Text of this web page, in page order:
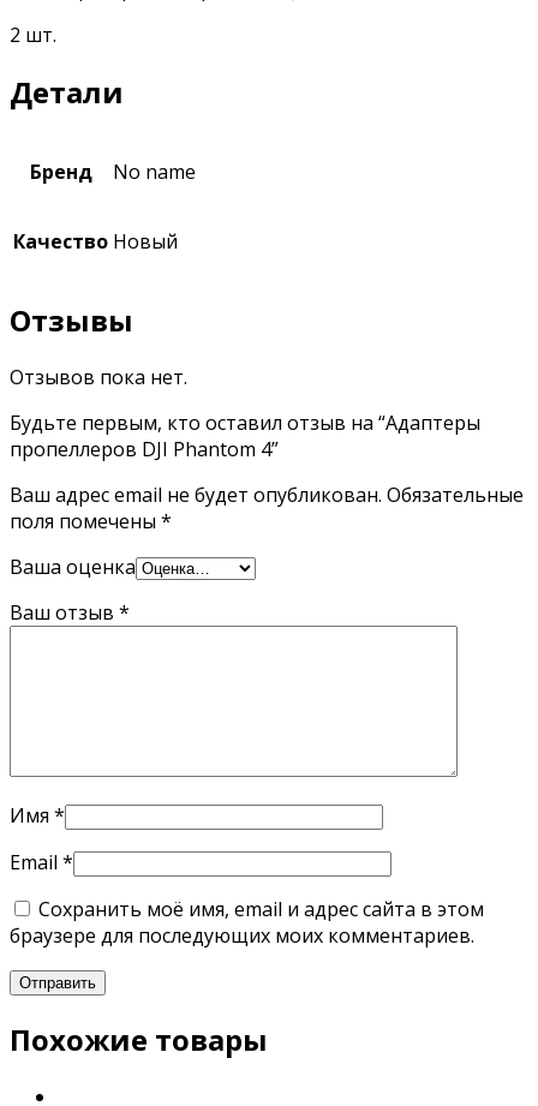
2 шт.
Детали
Бренд No name
Качество Новый
Отзывы
Отзывов пока нет.
Будьте первым, кто оставил отзыв на “Адаптеры
пропеллеров DJI Phantom 4”
Ваш адрес email не будет опубликован. Обязательные
поля помечены *
Ваша оценка
Ваш отзыв *
Имя *
Email *
Сохранить моё имя, email и адрес сайта в этом
браузере для последующих моих комментариев.
Похожие товары